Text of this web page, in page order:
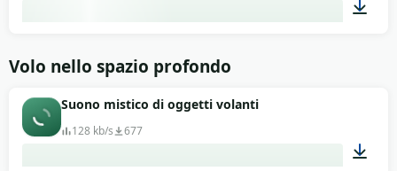
Volo nello spazio profondo
Suono mistico di oggetti volanti
128 kb/s 677